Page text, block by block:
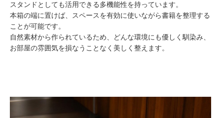
スタンドとしても活用できる多機能性を持っています。
本箱の端に置けば、スペースを有効に使いながら書籍を整理する
ことが可能です。
自然素材から作られているため、どんな環境にも優しく馴染み、
お部屋の雰囲気を損なうことなく美しく整えます。